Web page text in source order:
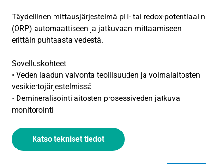
Täydellinen mittausjärjestelmä pH- tai redox-potentiaalin
(ORP) automaattiseen ja jatkuvaan mittaamiseen
erittäin puhtaasta vedestä.
Sovelluskohteet
• Veden laadun valvonta teollisuuden ja voimalaitosten
vesikierto­järjestelmissä
• Demineralisointilaitosten prosessiveden jatkuva
monitorointi
Katso tekniset tiedot